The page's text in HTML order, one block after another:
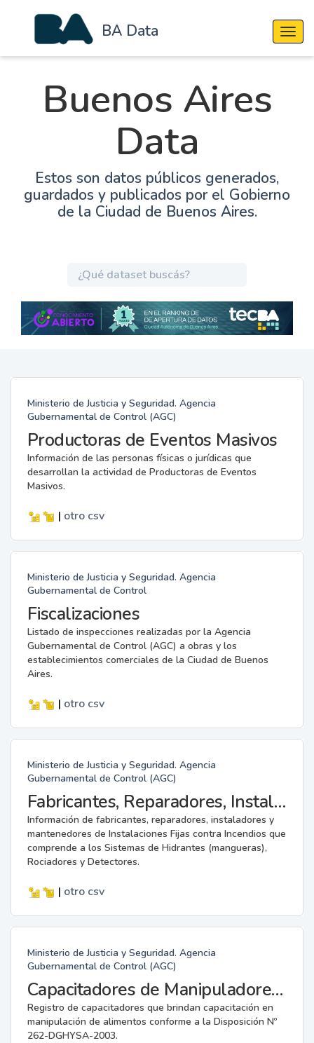
BA Data
Buenos Aires
Data
Estos son datos públicos generados,
guardados y publicados por el Gobierno
de la Ciudad de Buenos Aires.
Ministerio de Justicia y Seguridad. Agencia
Gubernamental de Control (AGC)
Productoras de Eventos Masivos
Información de las personas físicas o jurídicas que
desarrollan la actividad de Productoras de Eventos
Masivos.
| otro csv
Ministerio de Justicia y Seguridad. Agencia
Gubernamental de Control
Fiscalizaciones
Listado de inspecciones realizadas por la Agencia
Gubernamental de Control (AGC) a obras y los
establecimientos comerciales de la Ciudad de Buenos
Aires.
| otro csv
Ministerio de Justicia y Seguridad. Agencia
Gubernamental de Control (AGC)
Fabricantes, Reparadores, Instaladores y Mantenedores de Instalaciones Fijas contra Incendios.
Información de fabricantes, reparadores, instaladores y
mantenedores de Instalaciones Fijas contra Incendios que
comprende a los Sistemas de Hidrantes (mangueras),
Rociadores y Detectores.
| otro csv
Ministerio de Justicia y Seguridad. Agencia
Gubernamental de Control (AGC)
Capacitadores de Manipuladores de Alimentos.
Registro de capacitadores que brindan capacitación en
manipulación de alimentos conforme a la Disposición Nº
262-DGHYSA-2003.